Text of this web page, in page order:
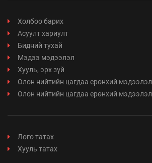
Холбоо барих
Асуулт хариулт
Бидний тухай
Мэдээ мэдээлэл
Хууль, эрх зүй
Олон нийтийн цагдаа ерөнхий мэдээлэл
Олон нийтийн цагдаа ерөнхий мэдээлэл
Лого татах
Хууль татах